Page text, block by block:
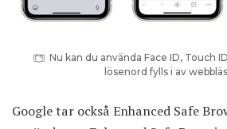
Nu kan du använda Face ID, Touch
lösenord fylls i av
Google tar också Enhanced Safe